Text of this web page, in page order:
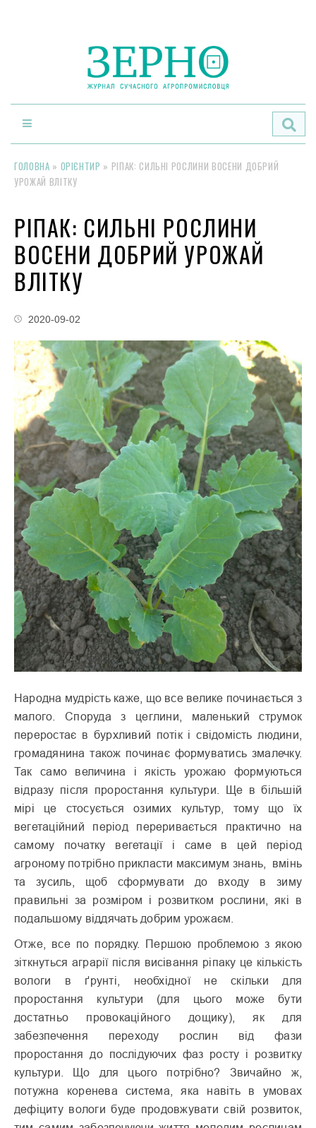
ГОЛОВНА » ОРІЄНТИР » РІПАК: СИЛЬНІ РОСЛИНИ ВОСЕНИ ДОБРИЙ
УРОЖАЙ ВЛІТКУ
РІПАК: СИЛЬНІ РОСЛИНИ
ВОСЕНИ ДОБРИЙ УРОЖАЙ
ВЛІТКУ
2020-09-02
Народна мудрість каже, що все велике починається з
малого. Споруда з цеглини, маленький струмок
переростає в бурхливий потік і свідомість людини,
громадянина також починає формуватись змалечку.
Так само величина і якість урожаю формуються
відразу після проростання культури. Ще в більшій
мірі це стосується озимих культур, тому що їх
вегетаційний період переривається практично на
самому початку вегетації і саме в цей період
агроному потрібно прикласти максимум знань, вмінь
та зусиль, щоб сформувати до входу в зиму
правильні за розміром і розвитком рослини, які в
подальшому віддячать добрим урожаєм.
Отже, все по порядку. Першою проблемою з якою
зіткнуться аграрії після висівання ріпаку це кількість
вологи в ґрунті, необхідної не скільки для
проростання культури (для цього може бути
достатньо провокаційного дощику), як для
забезпечення переходу рослин від фази
проростання до послідуючих фаз росту і розвитку
культури. Що для цього потрібно? Звичайно ж,
потужна коренева система, яка навіть в умовах
дефіциту вологи буде продовжувати свій розвиток,